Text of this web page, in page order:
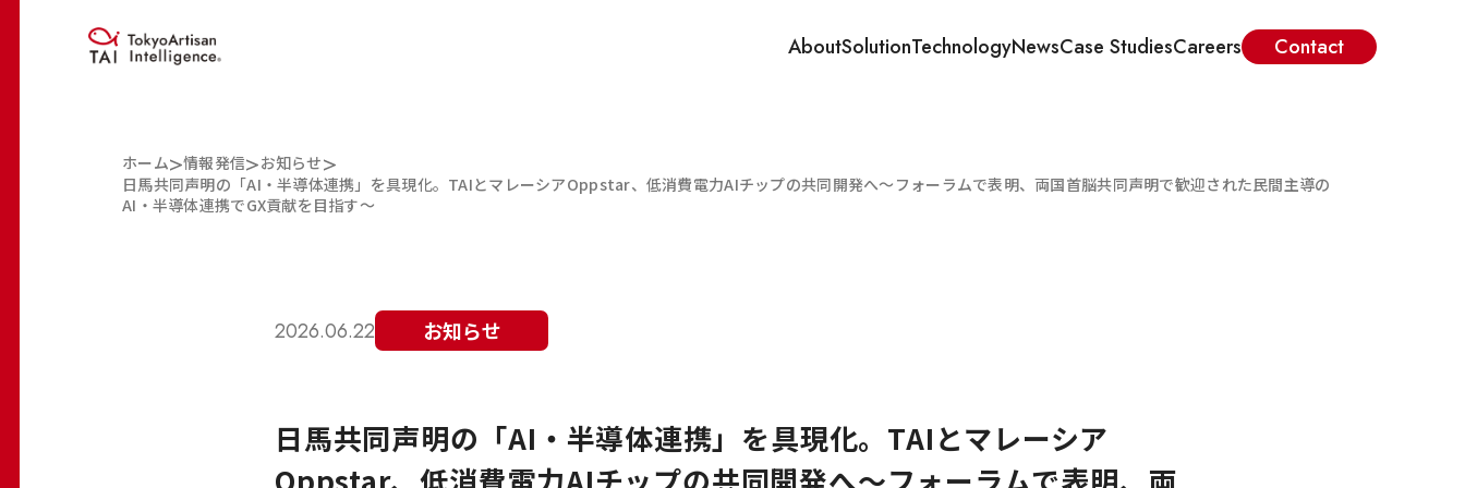
AboutSolutionTechnologyNewsCase StudiesCareers Contact
ホーム>情報発信>お知らせ>
日馬共同声明の「AI・半導体連携」を具現化。TAIとマレーシアOppstar、低消費電力AIチップの共同開発へ〜フォーラムで表明、両国首脳共同声明で歓迎された民間主導の
AI・半導体連携でGX貢献を目指す〜
2026.06.22 お知らせ
日馬共同声明の「AI・半導体連携」を具現化。TAIとマレーシア
Oppstar、低消費電力AIチップの共同開発へ〜フォーラムで表明、両